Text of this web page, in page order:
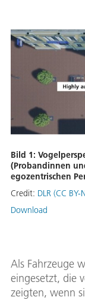
Bild 1:
(Probandinnen
egozentrischen
Credit: DLR (CC
Download
Als Fahrzeuge
eingesetzt, die
zeigten, wenn